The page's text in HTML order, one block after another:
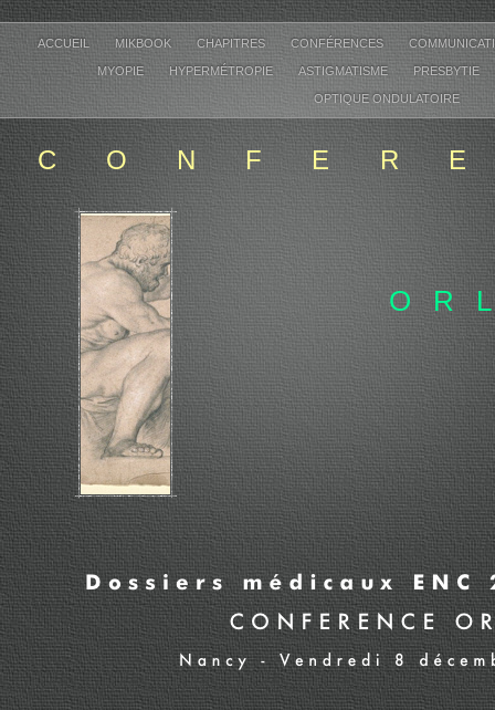
ACCUEIL MIKBOOK CHAPITRES CONFÉRENCES
MYOPIE HYPERMÉTROPIE ASTIGMATISME PRESBYTIE
OPTIQUE ONDULATOIRE